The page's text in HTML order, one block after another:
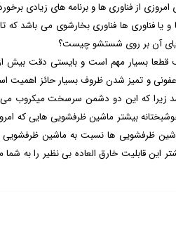
از فناوری ها و برنامه های زیادی
و یا فناوری ها فناوری بخارشوی می باشد
آن بر روی شستشو چیست؟
بسیار مهم است و بایستی دقت بیش از
و تمیز شدن ظروف بسیار حائز اهمیت
زیرا که این دو دشمن سرسخت میکروب می
بیشتر ماشین ظرفشویی هایی که
ظرفشویی ها نسبت به ماشین ظرفشویی
این قابلیت خارق العاده بی نظیر را به شما